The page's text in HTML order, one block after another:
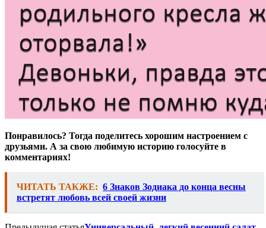
Понравилось? Тогда поделитесь хорошим настроением с
друзьями. А за свою любимую историю голосуйте в
комментариях!
ЧИТАТЬ ТАКЖЕ: 6 Знаков Зодиака до конца весны
встретят любовь всей своей жизни